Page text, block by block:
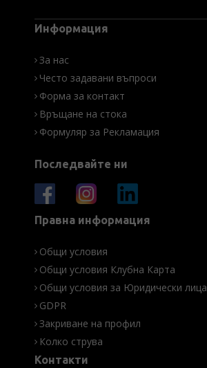
Информация
За нас
Често задавани въпроси
Форма за контакт
Връщане на стока
Формуляр за Рекламация
Последвайте ни
Правна информация
Общи условия
Общи условия Клубна Карта
Общи условия за Юридически лица
GDPR
Закриване на профил
Колко струва
Контакти